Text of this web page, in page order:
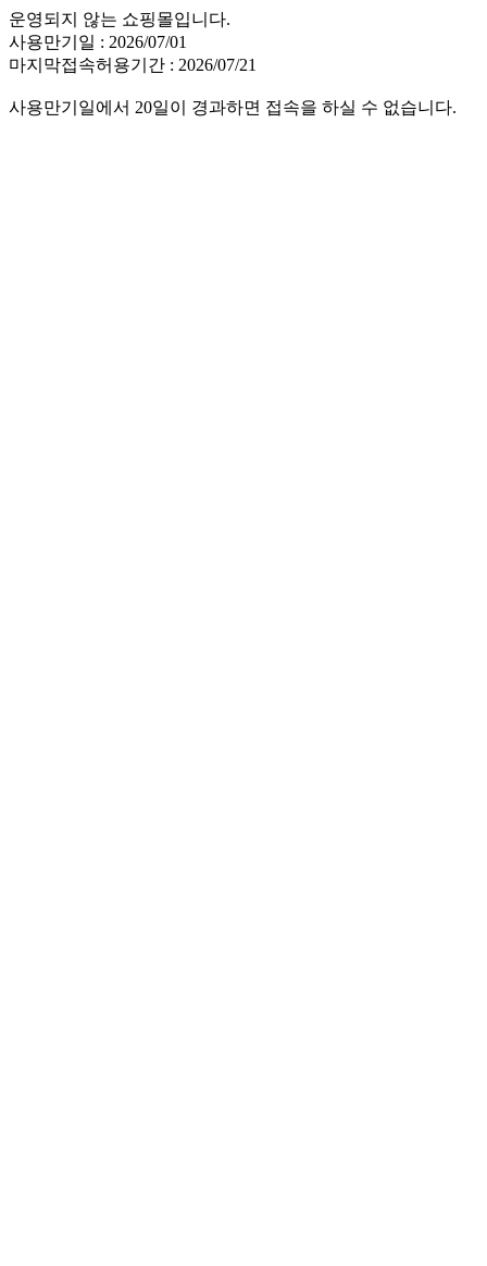
운영되지 않는 쇼핑몰입니다.
사용만기일 : 2026/07/01
마지막접속허용기간 : 2026/07/21
사용만기일에서 20일이 경과하면 접속을 하실 수 없습니다.